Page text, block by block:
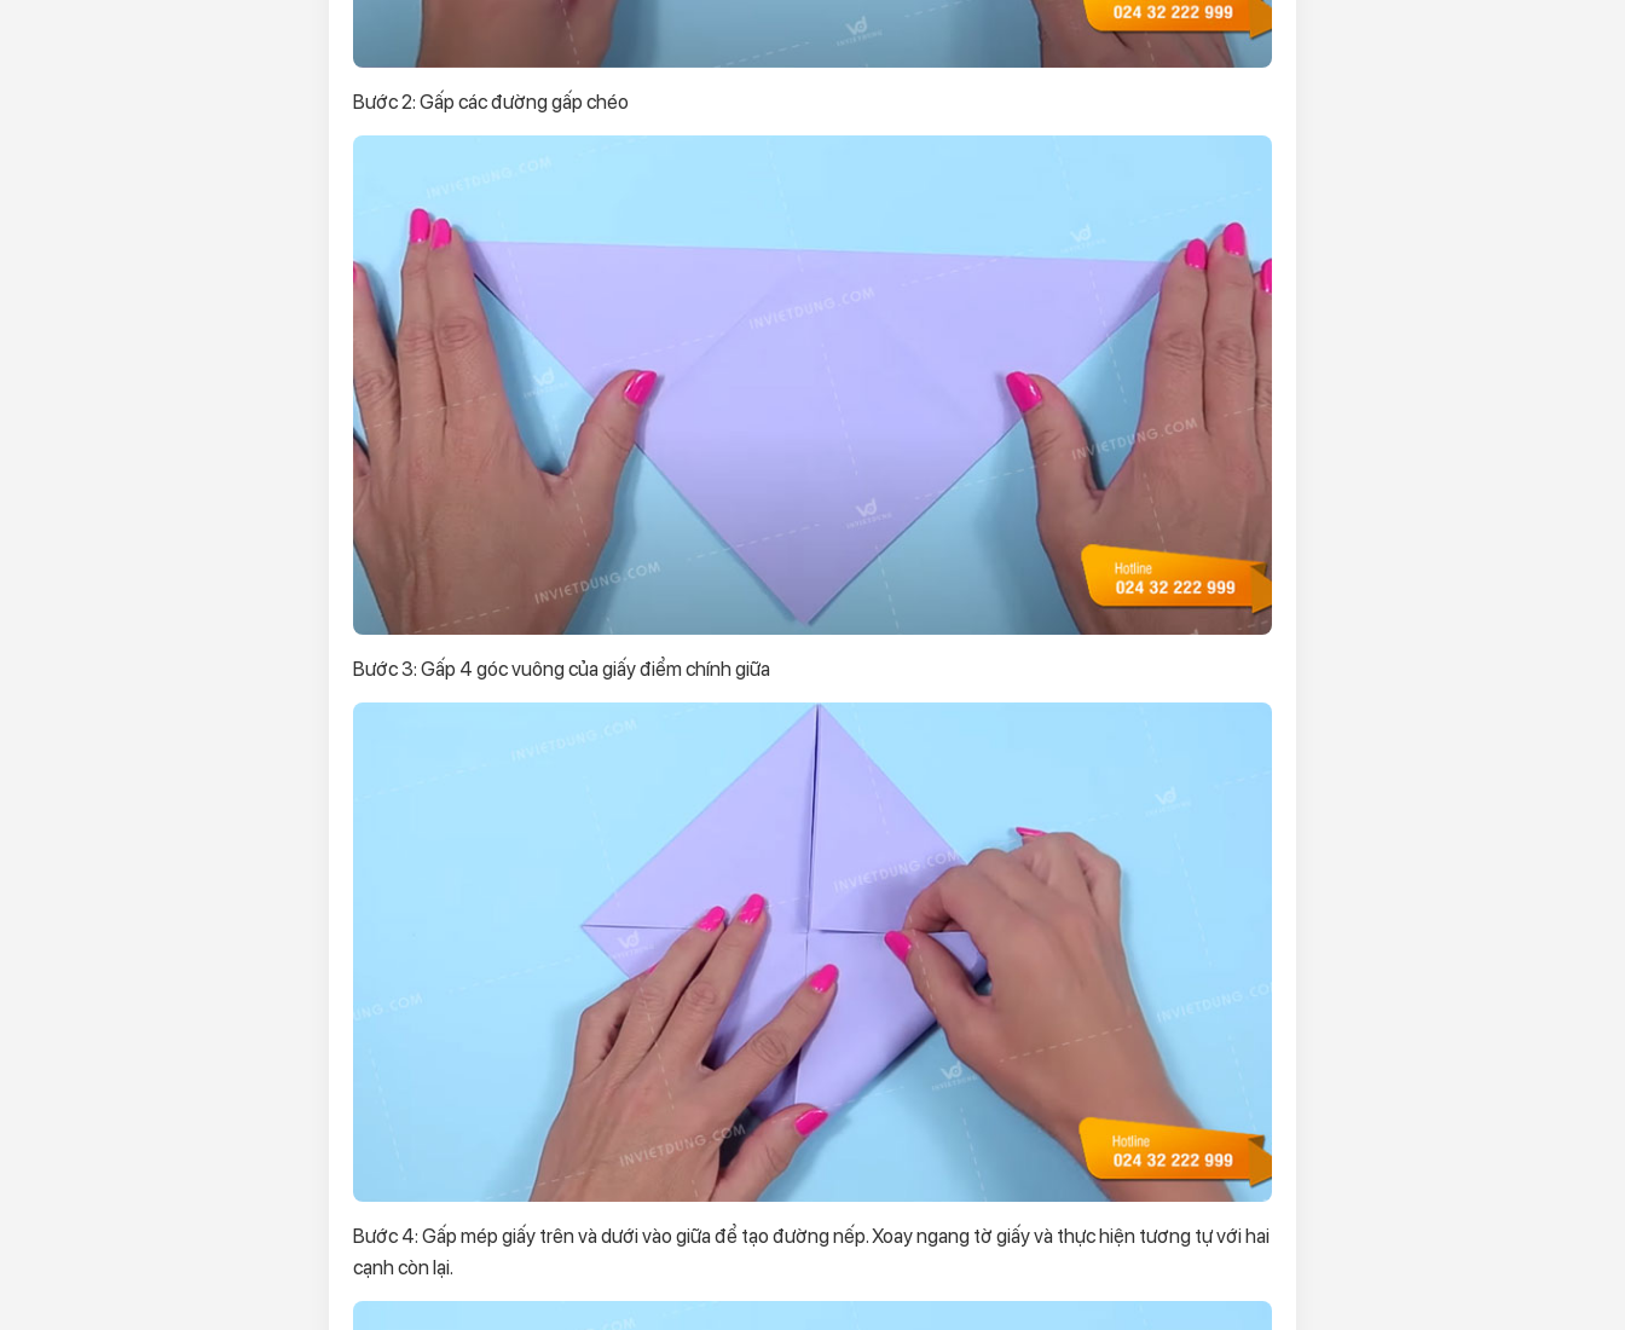
Bước 2: Gấp các đường gấp chéo
Bước 3: Gấp 4 góc vuông của giấy điểm chính giữa
Bước 4: Gấp mép giấy trên và dưới vào giữa để tạo đường nếp. Xoay ngang tờ giấy và thực hiện tương tự với hai
cạnh còn lại.